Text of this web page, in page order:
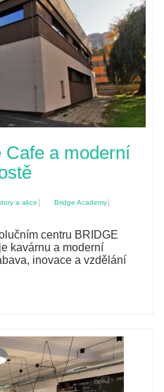
Cafe a moderní
a akce | Bridge Academy|
centru BRIDGE
kavárnu a moderní
inovace a vzdělání